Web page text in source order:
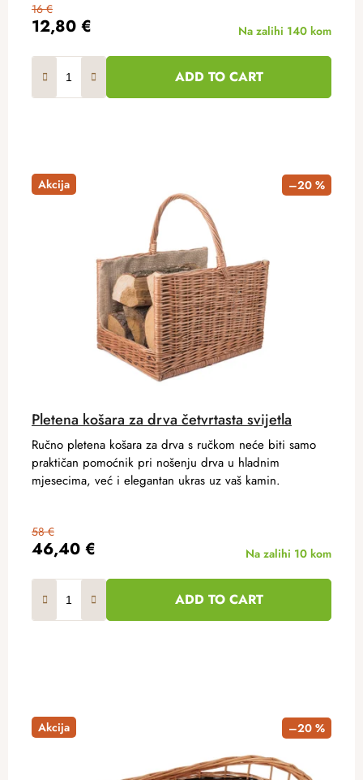
12,80 €
16 €
Na zalihi 140 kom
ADD TO CART
Akcija –20 %
Pletena košara za drva četvrtasta svijetla
46,40 €
58 €
Na zalihi 10 kom
ADD TO CART
Ručno pletena košara za drva s ručkom neće biti samo
praktičan pomoćnik pri nošenju drva u hladnim
mjesecima, već i elegantan ukras uz vaš kamin.
Akcija –20 %